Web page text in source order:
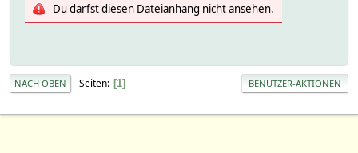
Du darfst diesen Dateianhang nicht ansehen.
NACH OBEN Seiten 1 BENUTZER-AKTIONEN